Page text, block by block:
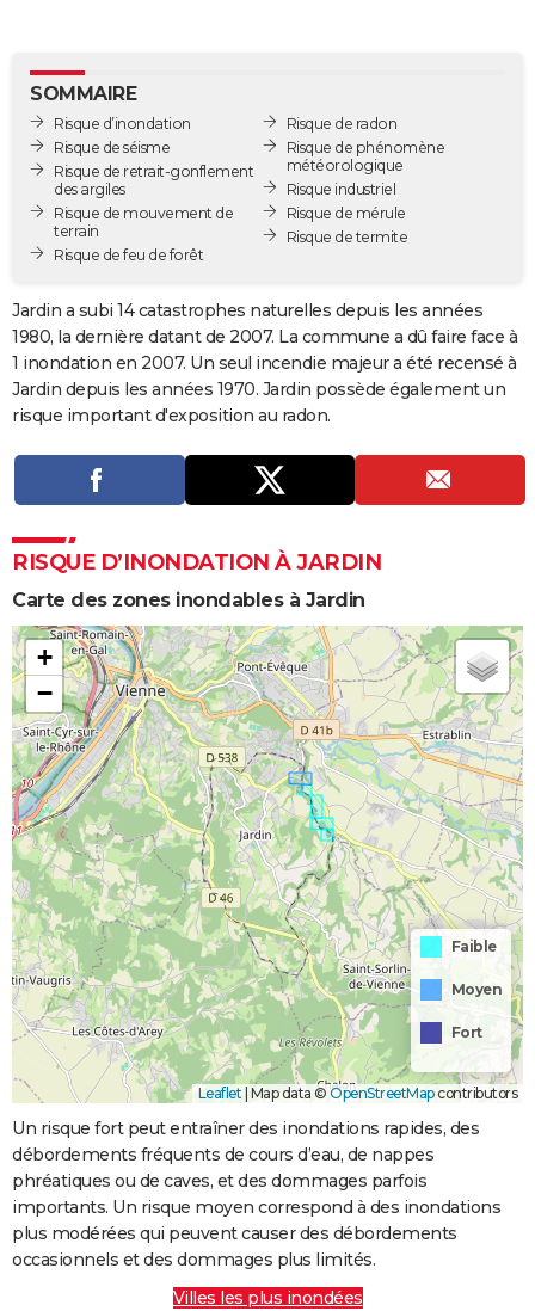
GUIDES D'ACHAT
BONS PLANS
CARTE DE VOEUX
Carte de Noël
Carte Bonne année
Carte Saint-Valentin
Carte Pâques
Carte d'anniversaire
DICTIONNAIRE
Dictionnaire
Biographies
Citations
Expressions
Proverbes
COPAINS D'AVANT
S'inscrire
Se connecter
Lycées
Collèges
Primaires
Universités
Entreprises
Service militaire
Avis de recherche
AVIS DE DÉCÈS
FORUM
Bricolage
Lifestyle
Culture
Sport
Auto
Television
Voyage
Cinema
SOMMAIRE
Risque d’inondation
Risque de séisme
Risque de retrait-gonflement
des argiles
Risque de mouvement de
terrain
Risque de feu de forêt
Risque de radon
Risque de phénomène
météorologique
Risque industriel
Risque de mérule
Risque de termite
Jardin a subi 14 catastrophes naturelles depuis les années
1980, la dernière datant de 2007. La commune a dû faire face à
1 inondation en 2007. Un seul incendie majeur a été recensé à
Jardin depuis les années 1970. Jardin possède également un
risque important d'exposition au radon.
RISQUE D’INONDATION À JARDIN
Carte des zones inondables à Jardin
+
−
Faible
Moyen
Fort
Leaflet | Map data © OpenStreetMapcontributors
Un risque fort peut entraîner des inondations rapides, des
débordements fréquents de cours d’eau, de nappes
phréatiques ou de caves, et des dommages parfois
importants. Un risque moyen correspond à des inondations
plus modérées qui peuvent causer des débordements
occasionnels et des dommages plus limités.
Villes les plus inondées